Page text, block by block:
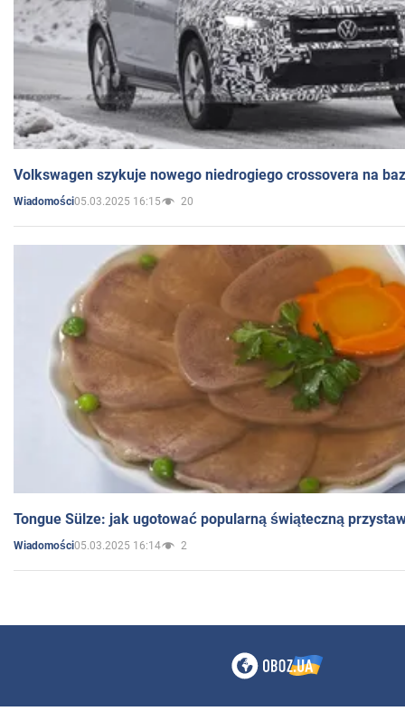
Volkswagen szykuje nowego niedrogiego crossovera na
Wiadomości05.03.2025 16:15 20
Tongue Sülze: jak ugotować popularną świąteczną
Wiadomości05.03.2025 16:14 2